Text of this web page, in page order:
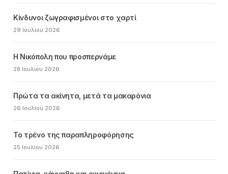
Κίνδυνοι ζωγραφισμένοι στο χαρτί
29 Ιουλίου 2026
Η Νικόπολη που προσπερνάμε
28 Ιουλίου 2026
Πρώτα τα ακίνητα, μετά τα μακαρόνια
26 Ιουλίου 2026
Το τρένο της παραπληροφόρησης
25 Ιουλίου 2026